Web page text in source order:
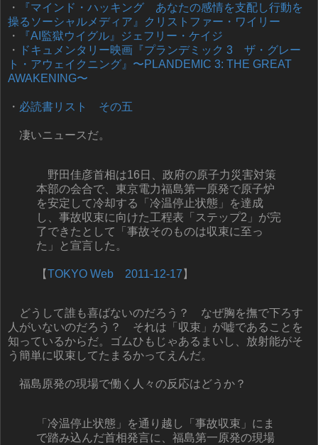
・
『マインド・ハッキング あなたの感情を支配し行動を
操るソーシャルメディア』クリストファー・ワイリー
・
『AI監獄ウイグル』ジェフリー・ケイジ
・
ドキュメンタリー映画『プランデミック 3 ザ・グレー
ト・アウェイクニング』〜PLANDEMIC 3: THE GREAT
AWAKENING〜
・ 必読書リスト その五
凄いニュースだ。
野田佳彦首相は16日、政府の原子力災害対策
本部の会合で、東京電力福島第一原発で原子炉
を安定して冷却する「冷温停止状態」を達成
し、事故収束に向けた工程表「ステップ2」が完
了できたとして「事故そのものは収束に至っ
た」と宣言した。
【TOKYO Web 2011-12-17 】
どうして誰も喜ばないのだろう？ なぜ胸を撫で下ろす
人がいないのだろう？ それは「収束」が嘘であることを
知っているからだ。ゴムひもじゃあるまいし、放射能がそ
う簡単に収束してたまるかってえんだ。
福島原発の現場で働く人々の反応はどうか？
「冷温停止状態」を通り越し「事故収束」にま
で踏み込んだ首相発言に、福島第一原発の現場